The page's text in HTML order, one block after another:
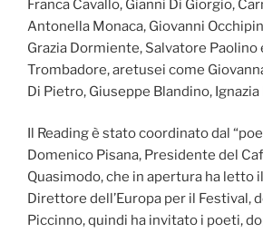
Franca Cavallo, Gianni Di Giorgio,
Antonella Monaca, Giovanni
Grazia Dormiente, Salvatore Paolino
Trombadore, aretusei come
Di Pietro, Giuseppe Blandino,
Il Reading è stato coordinato dal
Domenico Pisana, Presidente del
Quasimodo, che in apertura ha letto
Direttore dell’Europa per il Festival,
Piccinno, quindi ha invitato i poeti,